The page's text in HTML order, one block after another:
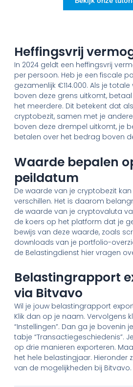
Heffingsvrij
In 2024 geldt een heffingsvrij
per persoon. Heb je een fiscale
gezamenlijk €114.000. Als je
boven deze grens uitkomt,
het meerdere. Dit betekent dat
cryptobezit, samen met je
boven deze drempel uitkomt, je
betalen over het bedrag boven
Waarde bepalen
peildatum
De waarde van je cryptobezit
verschillen. Het is daarom
de waarde van je cryptovaluta
de koers op het platform dat je
bewijs van deze waarde, zoals
downloads van je portfolio-
de Belastingdienst hier vragen
Belastingrapport
via Bitvavo
Wil je jouw belastingrapport
Klik dan op je naam. Vervolgens
“Instellingen”. Dan ga je bovenin
tabje “Transactiegeschiedenis”.
op drie manieren exporteren.
het hele belastingjaar. Hieronder
van de mogelijkheden bij Bitvavo.